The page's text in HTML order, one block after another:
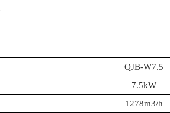
QJB-W7.5
7.5kW
1278m3/h